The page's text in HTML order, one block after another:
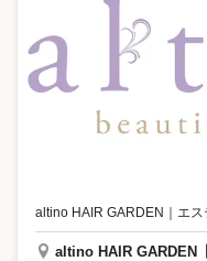
altino HAIR GARDEN ｜ エス
altino HAIR